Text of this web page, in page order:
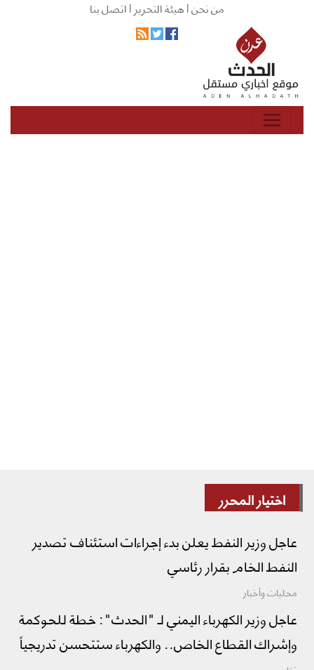
من نحن |هيئة التحرير |اتصل بنا
اختيار المحرر
عاجل وزير النفط يعلن بدء إجراءات استئناف تصدير
النفط الخام بقرار رئاسي
محليات وأخبار
عاجل وزير الكهرباء اليمني لـ "الحدث": خطة للحوكمة
وإشراك القطاع الخاص.. والكهرباء ستتحسن تدريجياً